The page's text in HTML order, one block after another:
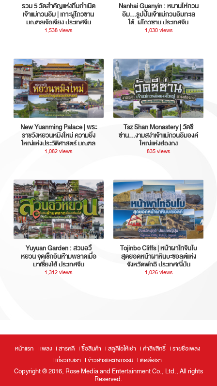
รวม 5 วัดสำคัญแห่งถิ่นกำเนิด
เจ้าแม่กวนอิม | เกาะผู่โถวซาน
มณฑลเจ้อเจียง ประเทศจีน
1,538 views
Nanhai Guanyin : หนานไห่กวน
อิม...รูปปั้นเจ้าแม่กวนอิมทะเล
ใต้, ผู่โถวซาน ประเทศจีน
1,030 views
New Yuanming Palace | พระ
ราชวังหยวนหมิงใหม่ ความยิ่ง
ใหญ่แห่งประวัติศาสตร์ มณฑล
กวางตุ้ง ประเทศจีน
1,082 views
Tsz Shan Monastery | วัดซี
ซ่าน…งามสง่าเจ้าแม่กวนอิมองค์
ใหญ่แห่งฮ่องกง
835 views
Yuyuan Garden : สวนอวี้
หยวน จุดเช็กอินห้ามพลาดเมื่อ
มาเซี่ยงไฮ้ ประเทศจีน
1,312 views
Tojinbo Cliffs | หน้าผาโทจินโบ
สุดยอดหน้าผาหินบะซอลต์แห่ง
จังหวัดฟุกุอิ ประเทศญี่ปุ่น
1,026 views
หน้าแรก เพลง สารคดี ซื้อสินค้า สตูดิโอให้เช่า ค่าลิขสิทธิ์
รายชื่อเพลง
เกี่ยวกับเรา
ข่าวสารและกิจกรรม ติดต่อเรา
Copyright ® 2016, Rose Media and Entertainment Co., Ltd., All rights
Reserved.